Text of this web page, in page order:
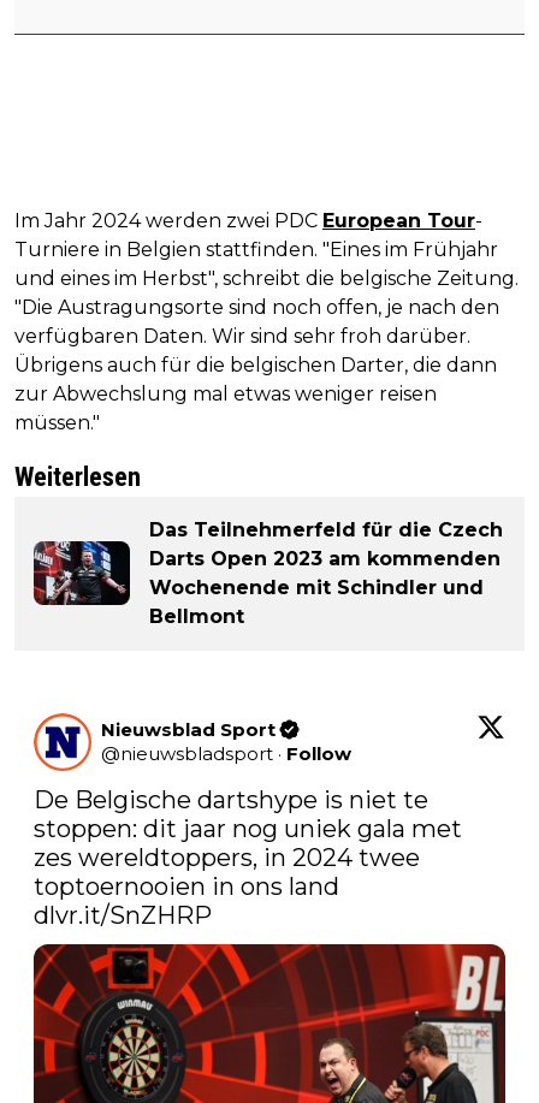
Im Jahr 2024 werden zwei PDC European Tour-
Turniere in Belgien stattfinden. "Eines im Frühjahr
und eines im Herbst", schreibt die belgische Zeitung.
"Die Austragungsorte sind noch offen, je nach den
verfügbaren Daten. Wir sind sehr froh darüber.
Übrigens auch für die belgischen Darter, die dann
zur Abwechslung mal etwas weniger reisen
müssen."
Weiterlesen
Das Teilnehmerfeld für die Czech
Darts Open 2023 am kommenden
Wochenende mit Schindler und
Bellmont
Nieuwsblad Sport
@nieuwsbladsport · Follow
De Belgische dartshype is niet te
stoppen: dit jaar nog uniek gala met
zes wereldtoppers, in 2024 twee
dlvr.it/SnZHRP